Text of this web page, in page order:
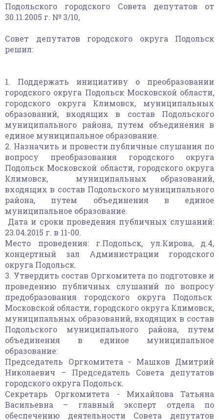
Подольского городского Совета депутатов от
30.11.2005 г. № 3/10,
Совет депутатов городского округа Подольск
решил:
1. Поддержать инициативу о преобразовании
городского округа Подольск Московской области,
городского округа Климовск, муниципальных
образований, входящих в состав Подольского
муниципального района, путем объединения в
единое муниципальное образование.
2. Назначить и провести публичные слушания по
вопросу преобразования городского округа
Подольск Московской области, городского округа
Климовск, муниципальных образований,
входящих в состав Подольского муниципального
района, путем объединения в единое
муниципальное образование.
Дата и сроки проведения публичных слушаний:
23.04.2015 г. в 11-00.
Место проведения: г.Подольск, ул.Кирова, д.4,
концертный зал Администрации городского
округа Подольск.
3. Утвердить состав Оргкомитета по подготовке и
проведению публичных слушаний по вопросу
предобразования городского округа Подольск
Московской области, городского округа Климовск,
муниципальных образований, входящих в состав
Подольского муниципального района, путем
объединения в единое муниципальное
образование:
Председатель Оргкомитета - Машков Дмитрий
Николаевич – Председатель Совета депутатов
городского округа Подольск.
Секретарь Оргкомитета - Михайлова Татьяна
Васильевна – главный эксперт отдела по
обеспечению деятельности Совета депутатов